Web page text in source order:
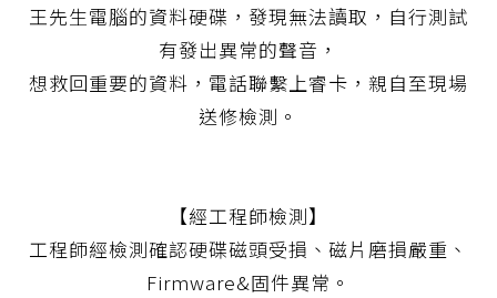
王先生電腦的資料硬碟，發現無法讀取，自行測試
有發出異常的聲音，
想救回重要的資料，電話聯繫上睿卡，親自至現場
送修檢測。
【經工程師檢測】
工程師經檢測確認硬碟磁頭受損、磁片磨損嚴重、
Firmware&固件異常。